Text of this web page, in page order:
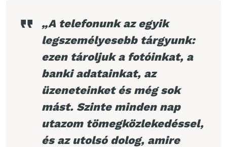
„A telefonunk az egyik
legszemélyesebb tárgyunk:
ezen tároljuk a fotóinkat, a
banki adatainkat, az
üzeneteinket és még sok
mást. Szinte minden nap
utazom tömegközlekedéssel,
és az utolsó dolog, amire